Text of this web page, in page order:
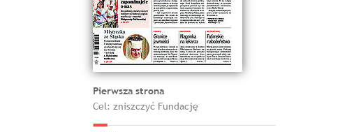
Pierwsza strona
Cel: zniszczyć Fundację